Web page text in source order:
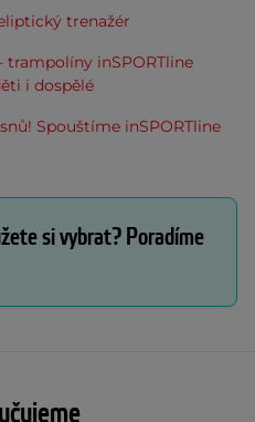
trenažér
trampolíny inSPORTline
i dospělé
Spouštíme inSPORTline
si vybrat? Poradíme